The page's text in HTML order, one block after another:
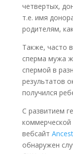
четвертых,
т.е. имя
родителям,
Также, часто
сперма мужа
спермой в
результатов
получился
С развитием
коммерческой
вебсайт
обнаружен